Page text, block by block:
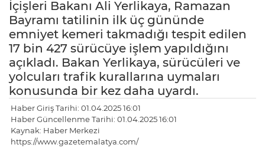
İçişleri Bakanı Ali Yerlikaya, Ramazan
Bayramı tatilinin ilk üç gününde
emniyet kemeri takmadığı tespit edilen
17 bin 427 sürücüye işlem yapıldığını
açıkladı. Bakan Yerlikaya, sürücüleri ve
yolcuları trafik kurallarına uymaları
konusunda bir kez daha uyardı.
Haber Giriş Tarihi: 01.04.2025 16:01
Haber Güncellenme Tarihi: 01.04.2025 16:01
Kaynak: Haber Merkezi
https://www.gazetemalatya.com/